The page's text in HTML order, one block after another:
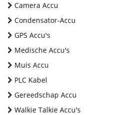
Camera Accu
Condensator-Accu
GPS Accu's
Medische Accu's
Muis Accu
PLC Kabel
Gereedschap Accu
Walkie Talkie Accu's